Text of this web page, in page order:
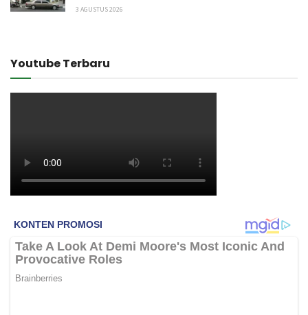
3 AGUSTUS 2026
Youtube Terbaru